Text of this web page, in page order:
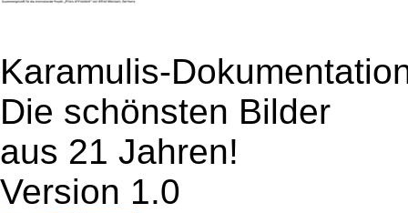
Karamulis-
Die schönsten Bilder
aus 21 Jahren!
Version 1.0